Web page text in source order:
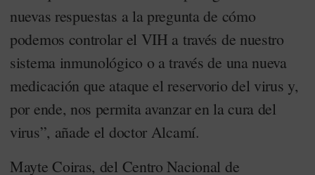
nuevas respuestas a la pregunta de cómo
podemos controlar el VIH a través de nuestro
sistema inmunológico o a través de una nueva
medicación que ataque el reservorio del virus y,
por ende, nos permita avanzar en la cura del
virus”, añade el doctor Alcamí.
Mayte Coiras, del Centro Nacional de